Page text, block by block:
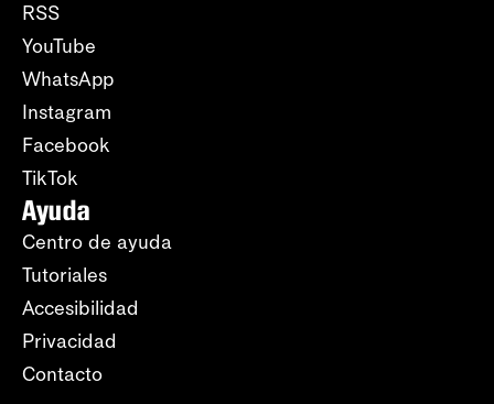
RSS
YouTube
WhatsApp
Instagram
Facebook
TikTok
Ayuda
Centro de ayuda
Tutoriales
Accesibilidad
Privacidad
Contacto